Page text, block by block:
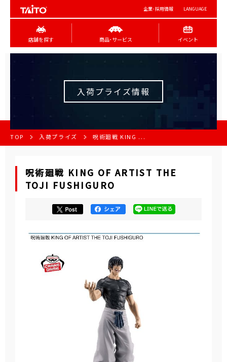
企業･採用情報 LANGUAGE
店舗を探す 商品･サービス イベント
入荷プライズ情報
TOP 入荷プライズ 呪術廻戦 KING ...
呪術廻戦 KING OF ARTIST THE
TOJI FUSHIGURO